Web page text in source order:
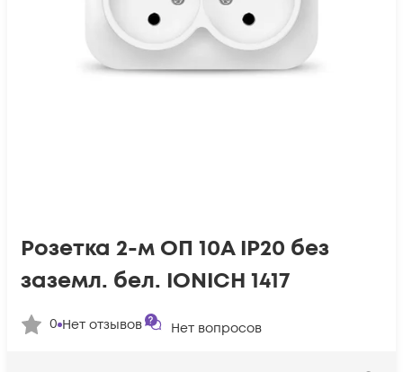
Розетка 2-м ОП 10А IP20 без
заземл. бел. IONICH 1417
0 Нет отзывов Нет вопросов